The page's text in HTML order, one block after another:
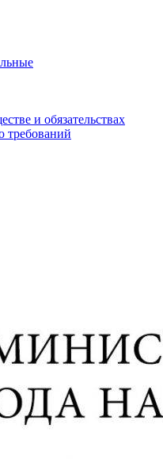
и обязательствах
требований